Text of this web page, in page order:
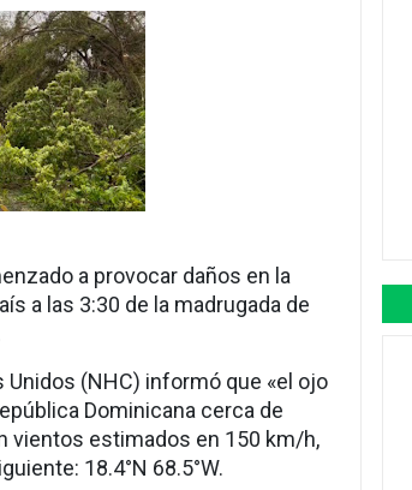
a provocar daños en la
a las 3:30 de la madrugada de
(NHC) informó que «el ojo
Dominicana cerca de
vientos estimados en 150 km/h,
18.4°N 68.5°W.